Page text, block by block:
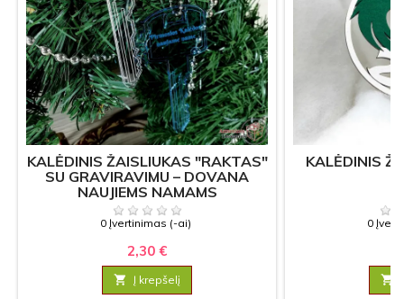
KALĖDINIS ŽAISLIUKAS "RAKTAS"
SU GRAVIRAVIMU – DOVANA
NAUJIEMS NAMAMS
0 Įvertinimas (-ai)
2,30 €
 Į krepšelį
KALĖDINIS
0
